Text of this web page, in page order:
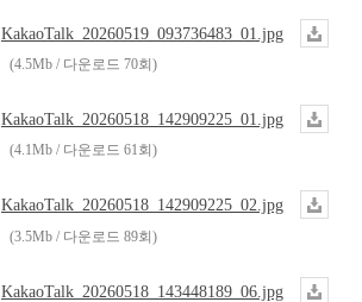
KakaoTalk_20260519_093736483_01.jpg
(4.5Mb / 다운로드 70회)
KakaoTalk_20260518_142909225_01.jpg
(4.1Mb / 다운로드 61회)
KakaoTalk_20260518_142909225_02.jpg
(3.5Mb / 다운로드 89회)
KakaoTalk_20260518_143448189_06.jpg